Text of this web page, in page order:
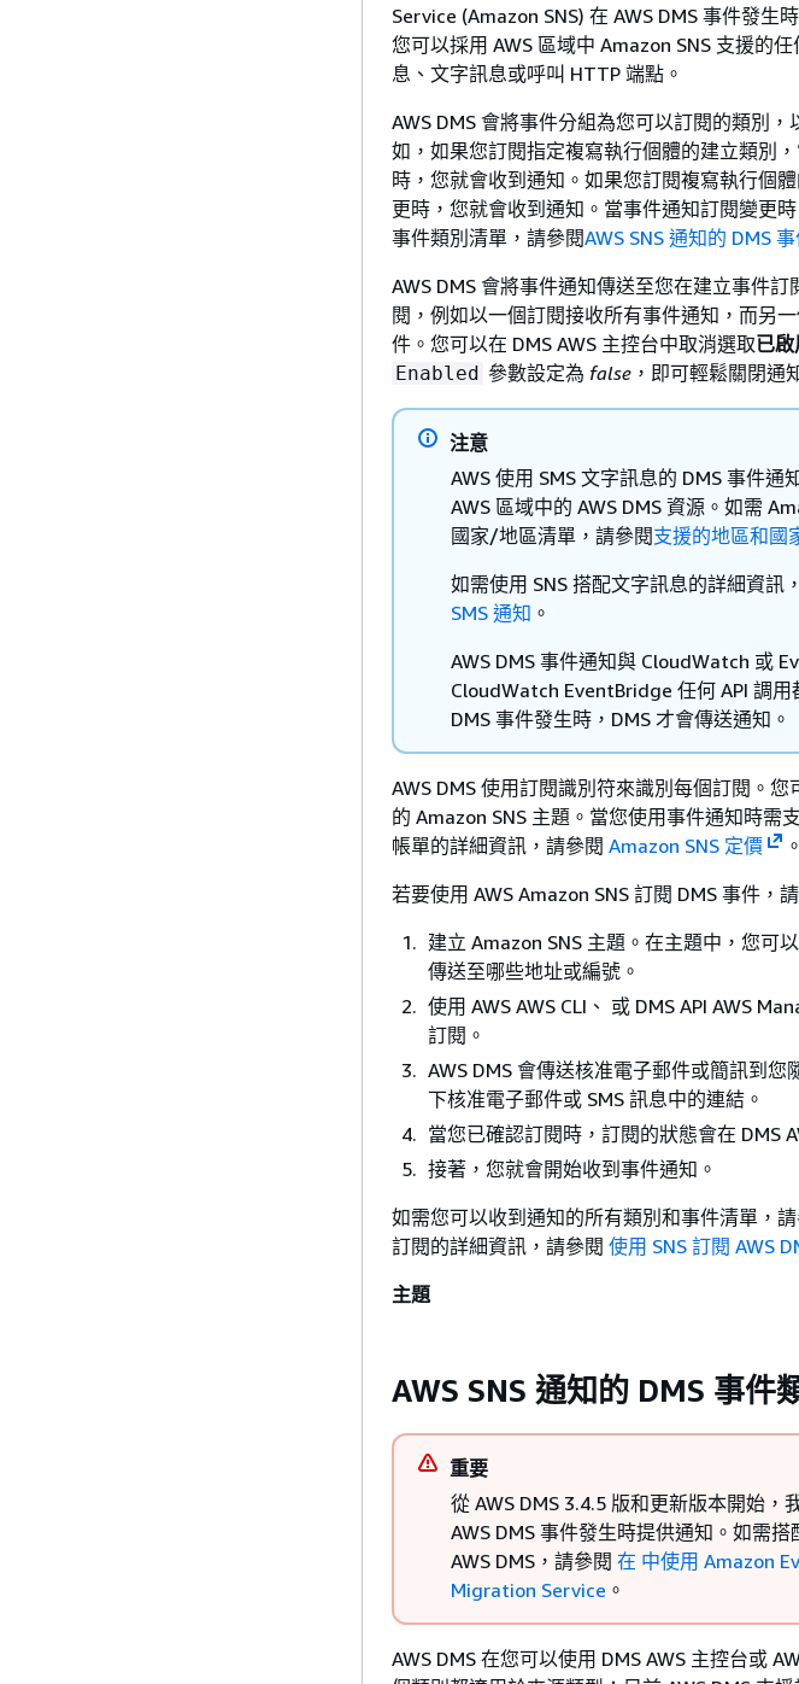
Service (Amazon SNS) 在 AWS DMS 事件發生
您可以採用 AWS 區域中 Amazon SNS 支援的
息、文字訊息或呼叫 HTTP 端點。
AWS DMS 會將事件分組為您可以訂閱的類別
如，如果您訂閱指定複寫執行個體的建立類別
時，您就會收到通知。如果您訂閱複寫執行個
更時，您就會收到通知。當事件通知訂閱變更
事件類別清單，請參閱AWS SNS 通知的 DMS
AWS DMS 會將事件通知傳送至您在建立事件
閱，例如以一個訂閱接收所有事件通知，而另
件。您可以在 DMS AWS 主控台中取消選取已啟
Enabled 參數設定為 false ，即可輕鬆關閉通
注意
AWS 使用 SMS 文字訊息的 DMS 事件
AWS 區域中的 AWS DMS 資源。如需
國家/地區清單，請參閱支援的地區和國
如需使用 SNS 搭配文字訊息的詳細資訊
SMS 通知 。
AWS DMS 事件通知與 CloudWatch 或
CloudWatch EventBridge 任何 API 調
DMS 事件發生時，DMS 才會傳送通知。
AWS DMS 使用訂閱識別符來識別每個訂閱。
的 Amazon SNS 主題。當您使用事件通知時需
帳單的詳細資訊，請參閱 Amazon SNS 定價
。
若要使用 AWS Amazon SNS 訂閱 DMS 事件，
建立 Amazon SNS 主題。在主題中，您可
傳送至哪些地址或編號。
使用 AWS AWS CLI、 或 DMS API AWS
訂閱。
AWS DMS 會傳送核准電子郵件或簡訊到
下核准電子郵件或 SMS 訊息中的連結。
當您已確認訂閱時，訂閱的狀態會在 DMS
接著，您就會開始收到事件通知。
如需您可以收到通知的所有類別和事件清單，
訂閱的詳細資訊，請參閱 使用 SNS 訂閱 AWS
主題
AWS SNS 通知的 DMS 事件
重要
從 AWS DMS 3.4.5 版和更新版本開始
AWS DMS 事件發生時提供通知。如需
AWS DMS，請參閱 在 中使用 Amazon
Migration Service 。
AWS DMS 在您可以使用 DMS AWS 主控台或